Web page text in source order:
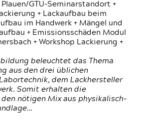
GTÜ-Seminarstandort +
+ Lackaufbau beim
im Handwerk + Mängel und
+ Emissionsschäden Modul
+ Workshop Lackierung +
beleuchtet das Thema
aus den drei üblichen
dem Lackhersteller
Somit erhalten die
den nötigen Mix aus physikalisch-